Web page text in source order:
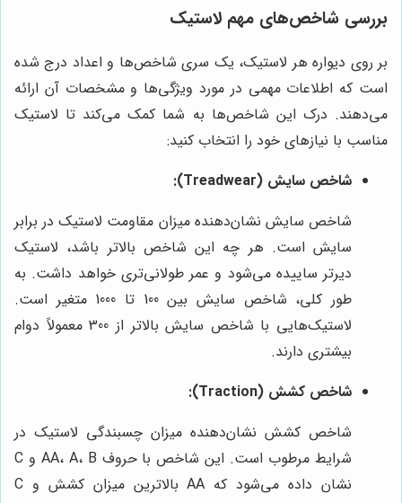
بررسی شاخص‌های مهم لاستیک
بر روی دیواره هر لاستیک، یک سری شاخص‌ها و اعداد درج شده
است که اطلاعات مهمی در مورد ویژگی‌ها و مشخصات آن ارائه
می‌دهند. درک این شاخص‌ها به شما کمک می‌کند تا لاستیک
مناسب با نیازهای خود را انتخاب کنید:
شاخص سایش (Treadwear):
شاخص سایش نشان‌دهنده میزان مقاومت لاستیک در برابر
سایش است. هر چه این شاخص بالاتر باشد، لاستیک
دیرتر ساییده می‌شود و عمر طولانی‌تری خواهد داشت. به
طور کلی، شاخص سایش بین 100 تا 1000 متغیر است.
لاستیک‌هایی با شاخص سایش بالاتر از 300 معمولاً دوام
بیشتری دارند.
شاخص کشش (Traction):
شاخص کشش نشان‌دهنده میزان چسبندگی لاستیک در
شرایط مرطوب است. این شاخص با حروف AA، A، B و C
نشان داده می‌شود که AA بالاترین میزان کشش و C